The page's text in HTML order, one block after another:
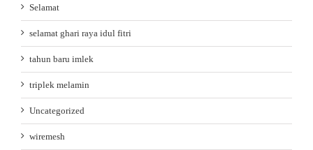
Selamat
selamat ghari raya idul fitri
tahun baru imlek
triplek melamin
Uncategorized
wiremesh